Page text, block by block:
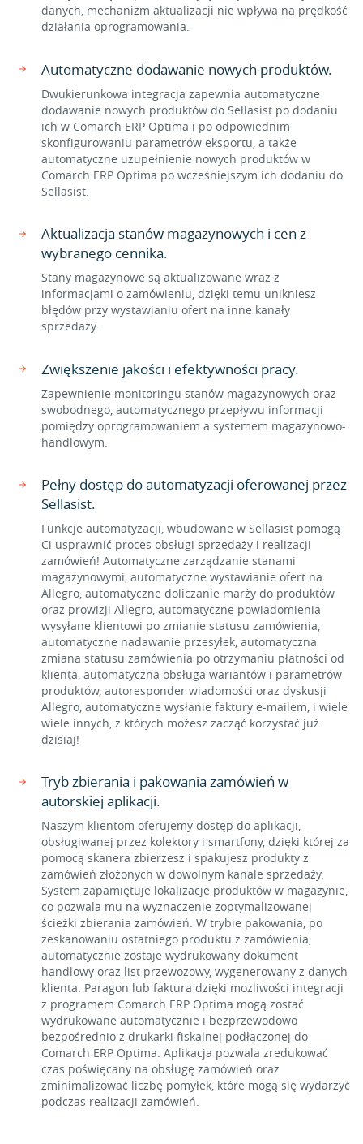
danych, mechanizm aktualizacji nie wpływa na prędkość
działania oprogramowania.
Automatyczne dodawanie nowych produktów.
Dwukierunkowa integracja zapewnia automatyczne
dodawanie nowych produktów do Sellasist po dodaniu
ich w Comarch ERP Optima i po odpowiednim
skonfigurowaniu parametrów eksportu, a także
automatyczne uzupełnienie nowych produktów w
Comarch ERP Optima po wcześniejszym ich dodaniu do
Sellasist.
Aktualizacja stanów magazynowych i cen z
wybranego cennika.
Stany magazynowe są aktualizowane wraz z
informacjami o zamówieniu, dzięki temu unikniesz
błędów przy wystawianiu ofert na inne kanały
sprzedaży.
Zwiększenie jakości i efektywności pracy.
Zapewnienie monitoringu stanów magazynowych oraz
swobodnego, automatycznego przepływu informacji
pomiędzy oprogramowaniem a systemem magazynowo-
handlowym.
Pełny dostęp do automatyzacji oferowanej przez
Sellasist.
Funkcje automatyzacji, wbudowane w Sellasist pomogą
Ci usprawnić proces obsługi sprzedaży i realizacji
zamówień! Automatyczne zarządzanie stanami
magazynowymi, automatyczne wystawianie ofert na
Allegro, automatyczne doliczanie marży do produktów
oraz prowizji Allegro, automatyczne powiadomienia
wysyłane klientowi po zmianie statusu zamówienia,
automatyczne nadawanie przesyłek, automatyczna
zmiana statusu zamówienia po otrzymaniu płatności od
klienta, automatyczna obsługa wariantów i parametrów
produktów, autoresponder wiadomości oraz dyskusji
Allegro, automatyczne wysłanie faktury e-mailem, i wiele
wiele innych, z których możesz zacząć korzystać już
dzisiaj!
Tryb zbierania i pakowania zamówień w
autorskiej aplikacji.
Naszym klientom oferujemy dostęp do aplikacji,
obsługiwanej przez kolektory i smartfony, dzięki której za
pomocą skanera zbierzesz i spakujesz produkty z
zamówień złożonych w dowolnym kanale sprzedaży.
System zapamiętuje lokalizacje produktów w magazynie,
co pozwala mu na wyznaczenie zoptymalizowanej
ścieżki zbierania zamówień. W trybie pakowania, po
zeskanowaniu ostatniego produktu z zamówienia,
automatycznie zostaje wydrukowany dokument
handlowy oraz list przewozowy, wygenerowany z danych
klienta. Paragon lub faktura dzięki możliwości integracji
z programem Comarch ERP Optima mogą zostać
wydrukowane automatycznie i bezprzewodowo
bezpośrednio z drukarki fiskalnej podłączonej do
Comarch ERP Optima. Aplikacja pozwala zredukować
czas poświęcany na obsługę zamówień oraz
zminimalizować liczbę pomyłek, które mogą się wydarzyć
podczas realizacji zamówień.